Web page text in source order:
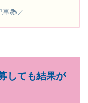
事📚／
しても結果が